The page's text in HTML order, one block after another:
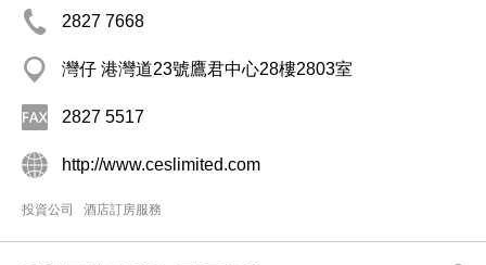
2827 7668
灣仔 港灣道23號鷹君中心28樓2803室
2827 5517
http://www.ceslimited.com
投資公司 酒店訂房服務